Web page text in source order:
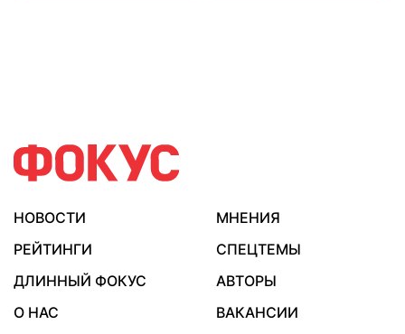
НОВОСТИ
МНЕНИЯ
РЕЙТИНГИ
СПЕЦТЕМЫ
ДЛИННЫЙ ФОКУС
АВТОРЫ
О НАС
ВАКАНСИИ